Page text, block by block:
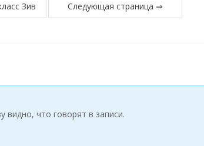
Зив Следующая страница ⇒
видно, что говорят в записи.